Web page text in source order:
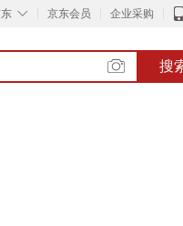
◇ 京东会员 企业采购
搜